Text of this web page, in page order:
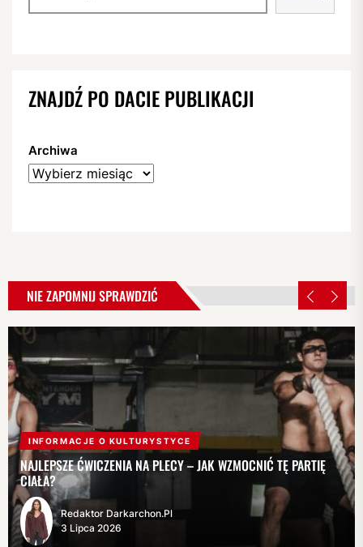
ZNAJDŹ PO DACIE PUBLIKACJI
Archiwa
NIE ZAPOMNIJ SPRAWDZIĆ
INFORMACJE O KULTURYSTYCE
NAJLEPSZE ĆWICZENIA NA PLECY – JAK WZMOCNIĆ TĘ PARTIĘ
CIAŁA?
Redaktor Darkarchon.pl
3 Lipca 2026